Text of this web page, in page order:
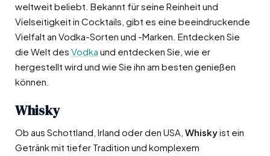
weltweit beliebt. Bekannt für seine Reinheit und
Vielseitigkeit in Cocktails, gibt es eine beeindruckende
Vielfalt an Vodka-Sorten und -Marken. Entdecken Sie
die Welt des Vodka und entdecken Sie, wie er
hergestellt wird und wie Sie ihn am besten genießen
können.
Whisky
Ob aus Schottland, Irland oder den USA, Whiskyist ein
Getränk mit tiefer Tradition und komplexem